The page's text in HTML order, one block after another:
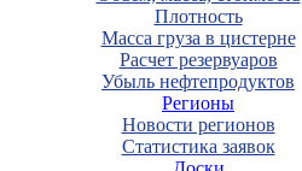
Плотность
Масса груза в цистерне
Расчет резервуаров
Убыль нефтепродуктов
Регионы
Новости регионов
Статистика заявок